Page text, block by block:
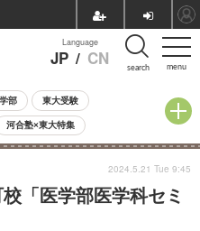
menu
Language
JP / CN search
部 東大受験
河合塾×東大特集
学受験 小学校受験
問 人気記事
「医学部医学科セミ
2024.5.21 Tue 9:45